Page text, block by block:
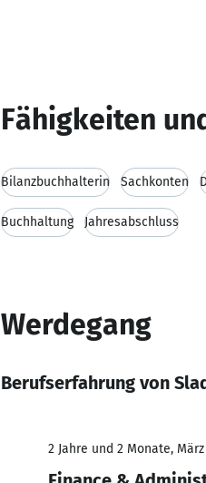
Fähigkeiten
Bilanzbuchhalterin Sachkonten
Buchhaltung Jahresabschluss
Werdegang
Berufserfahrung von
2 Jahre und 2 Monate,